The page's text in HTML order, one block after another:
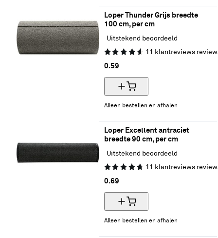
Loper Thunder Grijs breedte
Uitstekend beoordeeld
11
klantreviews
0.59
Alleen bestellen en afhalen
Loper Excellent antraciet
breedte 90 cm, per cm
Uitstekend beoordeeld
11
klantreviews
0.69
Alleen bestellen en afhalen